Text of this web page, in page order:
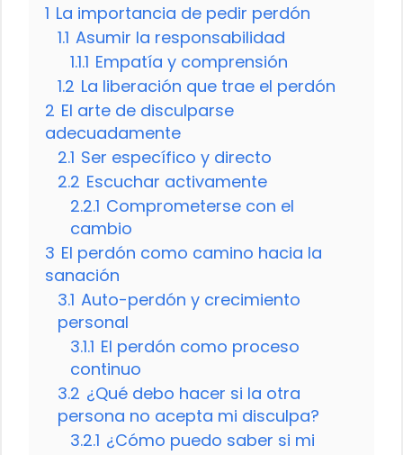
1 La importancia de pedir perdón
1.1 Asumir la responsabilidad
1.1.1 Empatía y comprensión
1.2 La liberación que trae el perdón
2 El arte de disculparse
adecuadamente
2.1 Ser específico y directo
2.2 Escuchar activamente
2.2.1 Comprometerse con el
cambio
3 El perdón como camino hacia la
sanación
3.1 Auto-perdón y crecimiento
personal
3.1.1 El perdón como proceso
continuo
3.2 ¿Qué debo hacer si la otra
persona no acepta mi disculpa?
3.2.1 ¿Cómo puedo saber si mi